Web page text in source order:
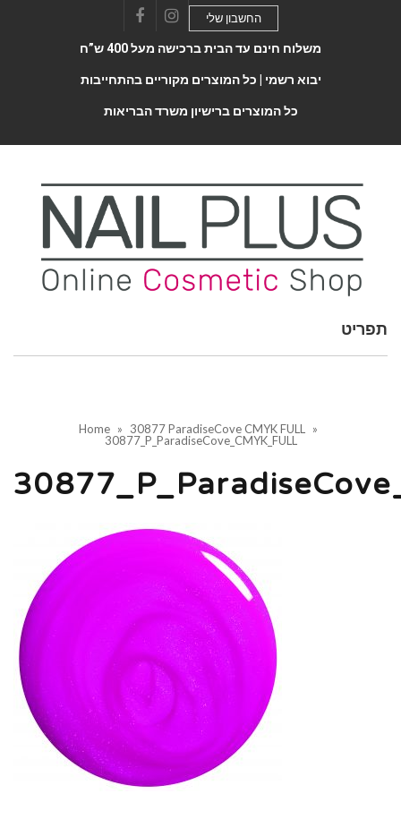
FacebookInstagram
החשבון שלי
משלוח חינם עד הבית ברכישה מעל 400 ש”ח
יבוא רשמי | כל המוצרים מקוריים בהתחייבות
כל המוצרים ברישיון משרד הבריאות
Toggle
תפריט
Home » 30877 ParadiseCove CMYK FULL
»
30877_P_ParadiseCove_CMYK_FULL